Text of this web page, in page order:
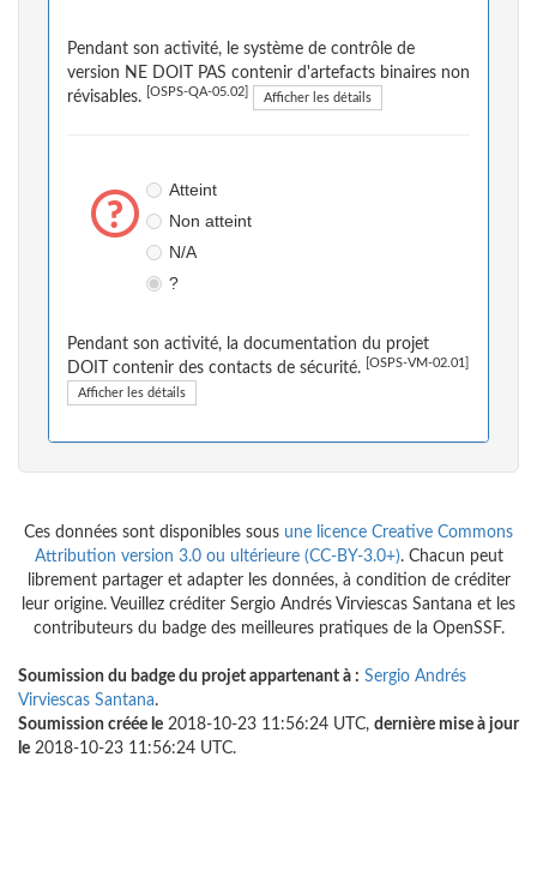
Pendant son activité, le système de contrôle de
version NE DOIT PAS contenir d'artefacts binaires non
révisables.
[OSPS-QA-05.02] Afficher les détails
Atteint
Non atteint
N/A
?
Pendant son activité, la documentation du projet
DOIT contenir des contacts de sécurité.
[OSPS-VM-02.01]
Afficher les détails
Ces données sont disponibles sous une licence Creative Commons
Attribution version 3.0 ou ultérieure (CC-BY-3.0+). Chacun peut
librement partager et adapter les données, à condition de créditer
leur origine. Veuillez créditer Sergio Andrés Virviescas Santana et les
contributeurs du badge des meilleures pratiques de la OpenSSF.
Soumission du badge du projet appartenant à : Sergio Andrés
Virviescas Santana.
Soumission créée le 2018-10-23 11:56:24 UTC, dernière mise à jour
le 2018-10-23 11:56:24 UTC.